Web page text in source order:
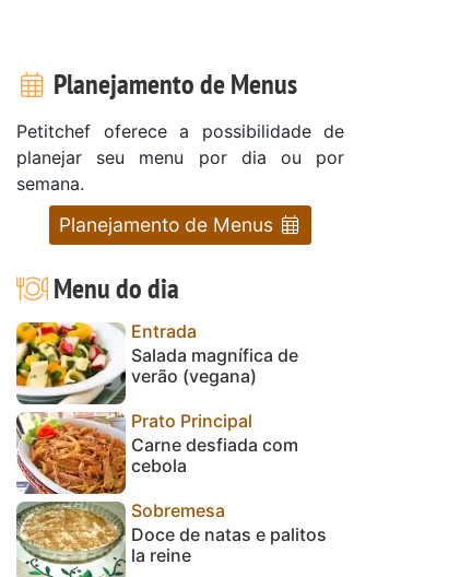
Planejamento de Menus
Petitchef oferece a possibilidade de
planejar seu menu por dia ou por
semana.
Planejamento de Menus
Menu do dia
Entrada
Salada magnífica de
verão (vegana)
Prato Principal
Carne desfiada com
cebola
Sobremesa
Doce de natas e palitos
la reine